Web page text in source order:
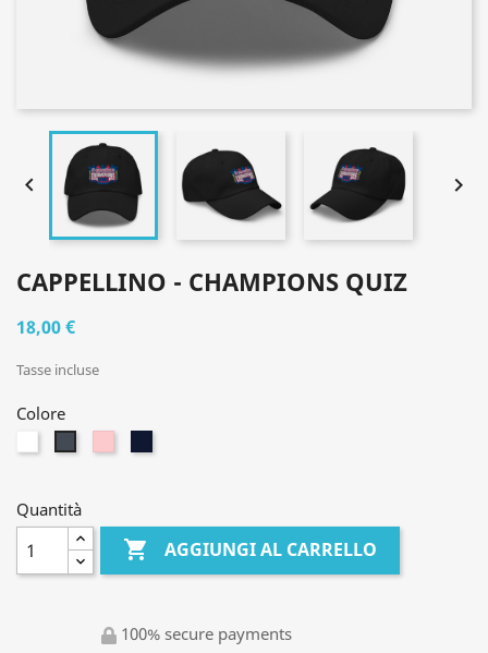
 
CAPPELLINO - CHAMPIONS QUIZ
18,00 €
Tasse incluse
Colore
Quantità
 AGGIUNGI AL CARRELLO
100% secure payments